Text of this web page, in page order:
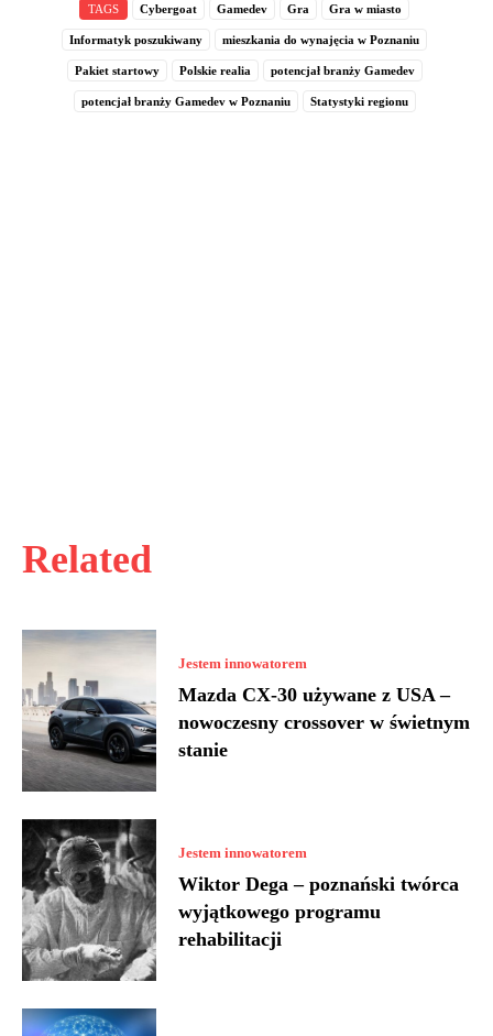
Related
Jestem innowatorem
Mazda CX-30 używane z USA –
nowoczesny crossover w świetnym
stanie
Jestem innowatorem
Wiktor Dega – poznański twórca
wyjątkowego programu
rehabilitacji
TAGS Cybergoat Gamedev Gra Gra w miasto
Informatyk poszukiwany mieszkania do wynajęcia w Poznaniu
Pakiet startowy Polskie realia potencjał branży Gamedev
potencjał branży Gamedev w Poznaniu Statystyki regionu